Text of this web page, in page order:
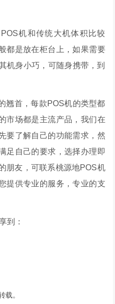
机和传统大机体积比较
都是放在柜台上，如果需要
机身小巧，可随身携带，到
翘首，每款POS机的类型都
市场都是主流产品，我们在
要了解自己的功能需求，然
足自己的要求，选择办理即
朋友，可联系桃源地POS机
提供专业的服务，专业的支
到：
载。